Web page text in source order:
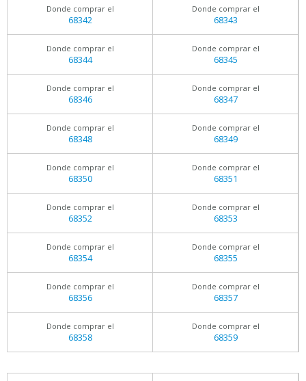
Donde comprar el
68342
Donde comprar el
68343
Donde comprar el
68344
Donde comprar el
68345
Donde comprar el
68346
Donde comprar el
68347
Donde comprar el
68348
Donde comprar el
68349
Donde comprar el
68350
Donde comprar el
68351
Donde comprar el
68352
Donde comprar el
68353
Donde comprar el
68354
Donde comprar el
68355
Donde comprar el
68356
Donde comprar el
68357
Donde comprar el
68358
Donde comprar el
68359